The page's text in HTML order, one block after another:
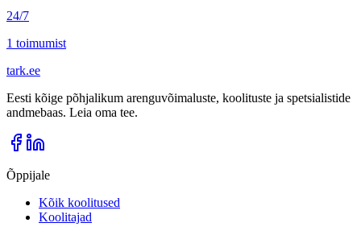
24/7
1 toimumist
tark.ee
Eesti kõige põhjalikum arenguvõimaluste, koolituste ja spetsialistide
andmebaas. Leia oma tee.
Õppijale
Kõik koolitused
Koolitajad